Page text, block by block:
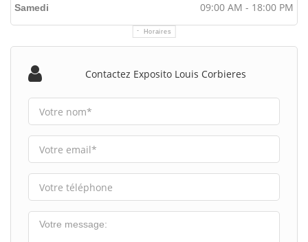
Horaires
Samedi 09:00 AM - 18:00 PM
Contactez Exposito Louis Corbieres